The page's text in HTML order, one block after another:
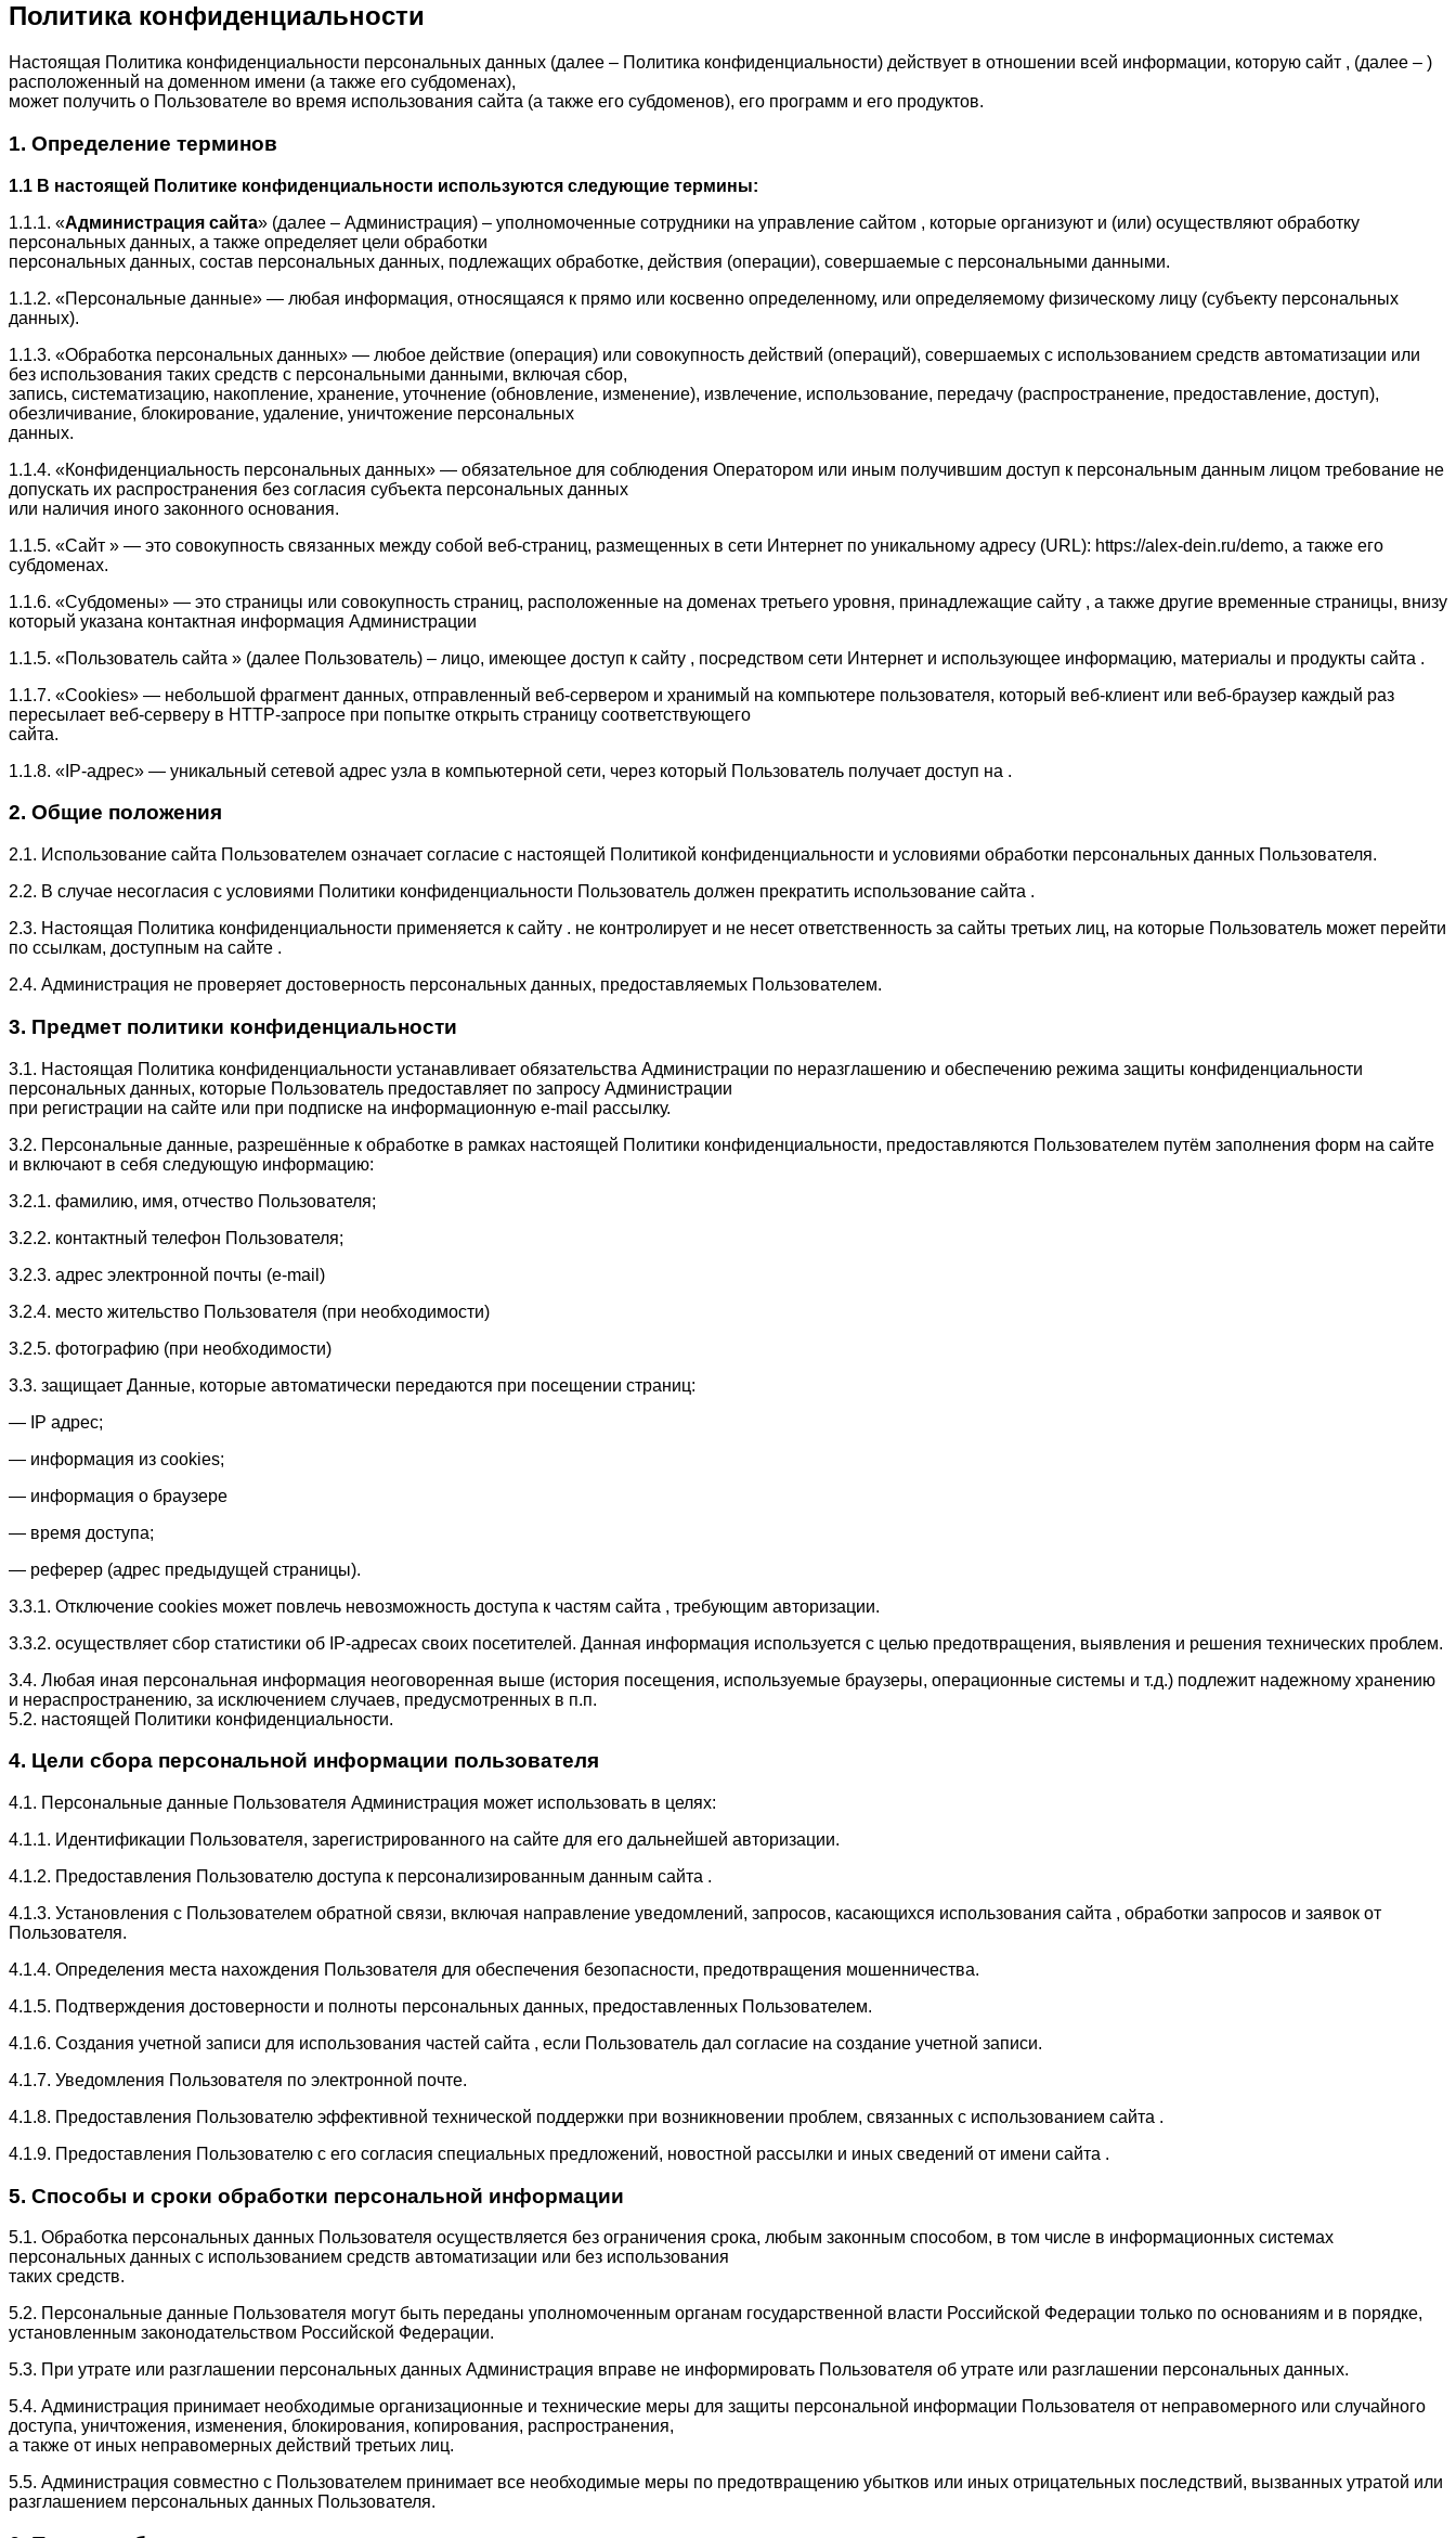
Политика конфиденциальности
Настоящая Политика конфиденциальности персональных данных (далее – Политика конфиденциальности) действует в отношении всей информации, которую сайт , (далее – )
расположенный на доменном имени (а также его субдоменах),
может получить о Пользователе во время использования сайта (а также его субдоменов), его программ и его продуктов.
1. Определение терминов
1.1 В настоящей Политике конфиденциальности используются следующие термины:
1.1.1. «Администрация сайта» (далее – Администрация) – уполномоченные сотрудники на управление сайтом , которые организуют и (или) осуществляют обработку
персональных данных, а также определяет цели обработки
персональных данных, состав персональных данных, подлежащих обработке, действия (операции), совершаемые с персональными данными.
1.1.2. «Персональные данные» — любая информация, относящаяся к прямо или косвенно определенному, или определяемому физическому лицу (субъекту персональных
данных).
1.1.3. «Обработка персональных данных» — любое действие (операция) или совокупность действий (операций), совершаемых с использованием средств автоматизации или
без использования таких средств с персональными данными, включая сбор,
запись, систематизацию, накопление, хранение, уточнение (обновление, изменение), извлечение, использование, передачу (распространение, предоставление, доступ),
обезличивание, блокирование, удаление, уничтожение персональных
данных.
1.1.4. «Конфиденциальность персональных данных» — обязательное для соблюдения Оператором или иным получившим доступ к персональным данным лицом требование не
допускать их распространения без согласия субъекта персональных данных
или наличия иного законного основания.
1.1.5. «Сайт » — это совокупность связанных между собой веб-страниц, размещенных в сети Интернет по уникальному адресу (URL): https://alex-dein.ru/demo, а также его
субдоменах.
1.1.6. «Субдомены» — это страницы или совокупность страниц, расположенные на доменах третьего уровня, принадлежащие сайту , а также другие временные страницы, внизу
который указана контактная информация Администрации
1.1.5. «Пользователь сайта » (далее Пользователь) – лицо, имеющее доступ к сайту , посредством сети Интернет и использующее информацию, материалы и продукты сайта .
1.1.7. «Cookies» — небольшой фрагмент данных, отправленный веб-сервером и хранимый на компьютере пользователя, который веб-клиент или веб-браузер каждый раз
пересылает веб-серверу в HTTP-запросе при попытке открыть страницу соответствующего
сайта.
1.1.8. «IP-адрес» — уникальный сетевой адрес узла в компьютерной сети, через который Пользователь получает доступ на .
2. Общие положения
2.1. Использование сайта Пользователем означает согласие с настоящей Политикой конфиденциальности и условиями обработки персональных данных Пользователя.
2.2. В случае несогласия с условиями Политики конфиденциальности Пользователь должен прекратить использование сайта .
2.3. Настоящая Политика конфиденциальности применяется к сайту . не контролирует и не несет ответственность за сайты третьих лиц, на которые Пользователь может перейти
по ссылкам, доступным на сайте .
2.4. Администрация не проверяет достоверность персональных данных, предоставляемых Пользователем.
3. Предмет политики конфиденциальности
3.1. Настоящая Политика конфиденциальности устанавливает обязательства Администрации по неразглашению и обеспечению режима защиты конфиденциальности
персональных данных, которые Пользователь предоставляет по запросу Администрации
при регистрации на сайте или при подписке на информационную e-mail рассылку.
3.2. Персональные данные, разрешённые к обработке в рамках настоящей Политики конфиденциальности, предоставляются Пользователем путём заполнения форм на сайте
и включают в себя следующую информацию:
3.2.1. фамилию, имя, отчество Пользователя;
3.2.2. контактный телефон Пользователя;
3.2.3. адрес электронной почты (e-mail)
3.2.4. место жительство Пользователя (при необходимости)
3.2.5. фотографию (при необходимости)
3.3. защищает Данные, которые автоматически передаются при посещении страниц:
— IP адрес;
— информация из cookies;
— информация о браузере
— время доступа;
— реферер (адрес предыдущей страницы).
3.3.1. Отключение cookies может повлечь невозможность доступа к частям сайта , требующим авторизации.
3.3.2. осуществляет сбор статистики об IP-адресах своих посетителей. Данная информация используется с целью предотвращения, выявления и решения технических проблем.
3.4. Любая иная персональная информация неоговоренная выше (история посещения, используемые браузеры, операционные системы и т.д.) подлежит надежному хранению
и нераспространению, за исключением случаев, предусмотренных в п.п.
5.2. настоящей Политики конфиденциальности.
4. Цели сбора персональной информации пользователя
4.1. Персональные данные Пользователя Администрация может использовать в целях:
4.1.1. Идентификации Пользователя, зарегистрированного на сайте для его дальнейшей авторизации.
4.1.2. Предоставления Пользователю доступа к персонализированным данным сайта .
4.1.3. Установления с Пользователем обратной связи, включая направление уведомлений, запросов, касающихся использования сайта , обработки запросов и заявок от
Пользователя.
4.1.4. Определения места нахождения Пользователя для обеспечения безопасности, предотвращения мошенничества.
4.1.5. Подтверждения достоверности и полноты персональных данных, предоставленных Пользователем.
4.1.6. Создания учетной записи для использования частей сайта , если Пользователь дал согласие на создание учетной записи.
4.1.7. Уведомления Пользователя по электронной почте.
4.1.8. Предоставления Пользователю эффективной технической поддержки при возникновении проблем, связанных с использованием сайта .
4.1.9. Предоставления Пользователю с его согласия специальных предложений, новостной рассылки и иных сведений от имени сайта .
5. Способы и сроки обработки персональной информации
5.1. Обработка персональных данных Пользователя осуществляется без ограничения срока, любым законным способом, в том числе в информационных системах
персональных данных с использованием средств автоматизации или без использования
таких средств.
5.2. Персональные данные Пользователя могут быть переданы уполномоченным органам государственной власти Российской Федерации только по основаниям и в порядке,
установленным законодательством Российской Федерации.
5.3. При утрате или разглашении персональных данных Администрация вправе не информировать Пользователя об утрате или разглашении персональных данных.
5.4. Администрация принимает необходимые организационные и технические меры для защиты персональной информации Пользователя от неправомерного или случайного
доступа, уничтожения, изменения, блокирования, копирования, распространения,
а также от иных неправомерных действий третьих лиц.
5.5. Администрация совместно с Пользователем принимает все необходимые меры по предотвращению убытков или иных отрицательных последствий, вызванных утратой или
разглашением персональных данных Пользователя.